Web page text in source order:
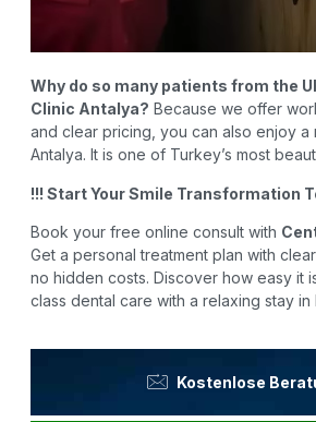
Why do so many patients from the
Clinic Antalya? Because we offer
and clear pricing, you can also enjoy a
Antalya. It is one of Turkey’s most
!!! Start Your Smile Transformation
Book your free online consult with
Get a personal treatment plan with
no hidden costs. Discover how easy it
class dental care with a relaxing stay in
Kostenlose